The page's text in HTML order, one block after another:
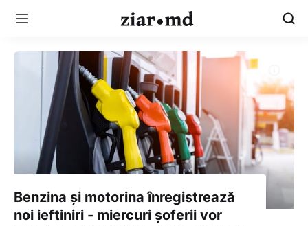
Benzina și motorina înregistrează
noi ieftiniri - miercuri șoferii vor